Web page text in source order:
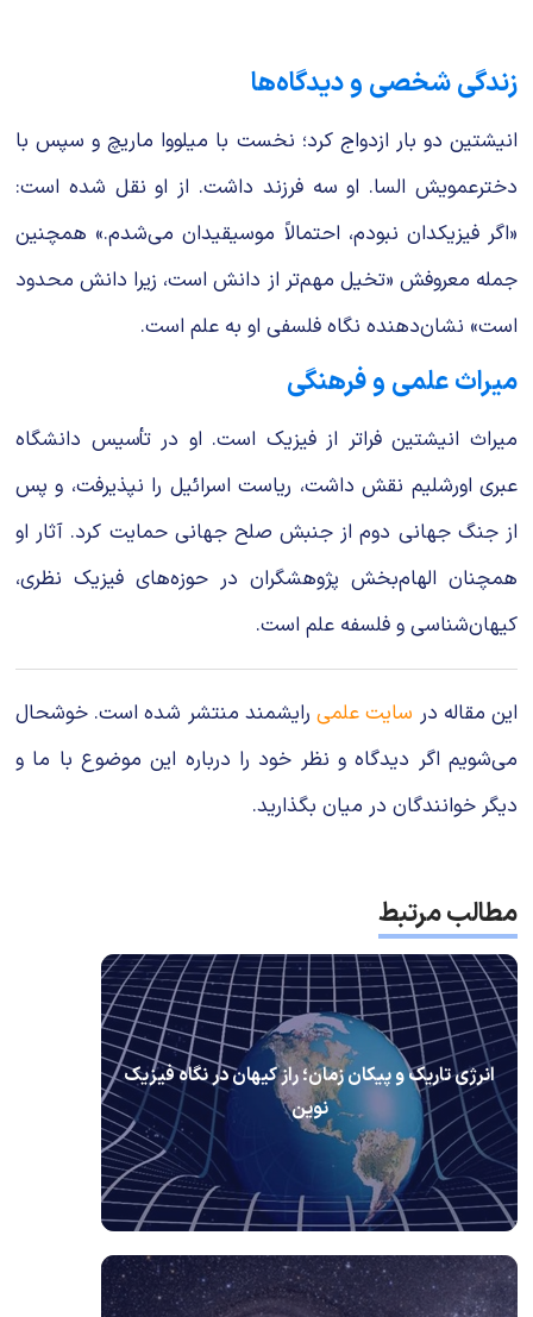
زندگی شخصی و دیدگاه‌ها
انیشتین دو بار ازدواج کرد؛ نخست با میلووا ماریچ و سپس با
دخترعمویش السا. او سه فرزند داشت. از او نقل شده است:
«اگر فیزیکدان نبودم، احتمالاً موسیقیدان می‌شدم.» همچنین
جمله معروفش «تخیل مهم‌تر از دانش است، زیرا دانش محدود
است» نشان‌دهنده نگاه فلسفی او به علم است.
میراث علمی و فرهنگی
میراث انیشتین فراتر از فیزیک است. او در تأسیس دانشگاه
عبری اورشلیم نقش داشت، ریاست اسرائیل را نپذیرفت، و پس
از جنگ جهانی دوم از جنبش صلح جهانی حمایت کرد. آثار او
همچنان الهام‌بخش پژوهشگران در حوزه‌های فیزیک نظری،
کیهان‌شناسی و فلسفه علم است.
این مقاله در سایت علمیرایشمند منتشر شده است. خوشحال
می‌شویم اگر دیدگاه و نظر خود را درباره این موضوع با ما و
دیگر خوانندگان در میان بگذارید.
مطالب مرتبط
انرژی تاریک و پیکان زمان؛ راز کیهان در نگاه فیزیک
نوین